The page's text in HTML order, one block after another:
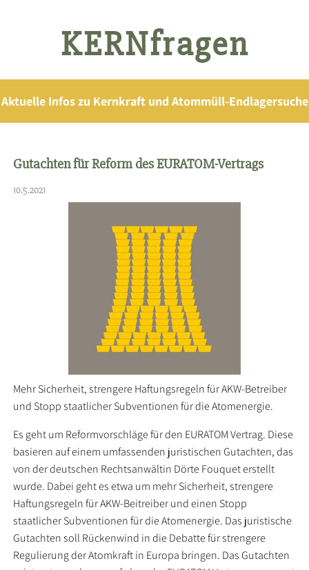
KERNfragen
Aktuelle Infos zu Kernkraft und Atommüll-Endlagersuche
Gutachten für Reform des EURATOM-Vertrags
10.5.2021
Mehr Sicherheit, strengere Haftungsregeln für AKW-Betreiber
und Stopp staatlicher Subventionen für die Atomenergie.
Es geht um Reformvorschläge für den EURATOM Vertrag. Diese
basieren auf einem umfassenden juristischen Gutachten, das
von der deutschen Rechtsanwältin Dörte Fouquet erstellt
wurde. Dabei geht es etwa um mehr Sicherheit, strengere
Haftungsregeln für AKW-Beitreiber und einen Stopp
staatlicher Subventionen für die Atomenergie. Das juristische
Gutachten soll Rückenwind in die Debatte für strengere
Regulierung der Atomkraft in Europa bringen. Das Gutachten